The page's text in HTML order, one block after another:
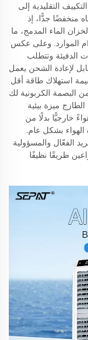
التقليدية إلى
منخفضًا جدًّا، إذ
الماء المدمج، ما
الموارد. وعلى عكس
الدفيئة وتتطلب
لإعادة الشحن يعمل
استهلاك طاقة أقل
البصمة الكربونية لك
ميزة بيئية
خارجيًّا بدلًا من
الهواء بشكل عام.
الفعّال والمسؤولية
طريقًا نظيفًا